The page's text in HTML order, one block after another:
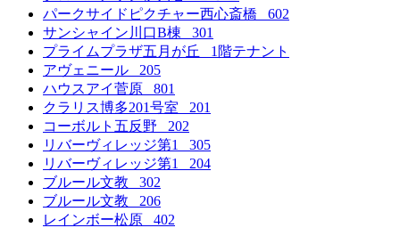
パークサイドピクチャー西心斎橋 602
サンシャイン川口B棟 301
プライムプラザ五月が丘 1階テナント
アヴェニール 205
ハウスアイ菅原 801
クラリス博多201号室 201
コーボルト五反野 202
リバーヴィレッジ第1 305
リバーヴィレッジ第1 204
ブルール文教 302
ブルール文教 206
レインボー松原 402